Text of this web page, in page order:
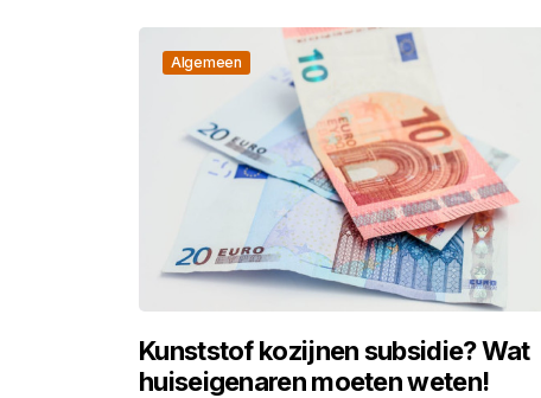
Algemeen
Kunststof kozijnen subsidie? Wat
huiseigenaren moeten weten!